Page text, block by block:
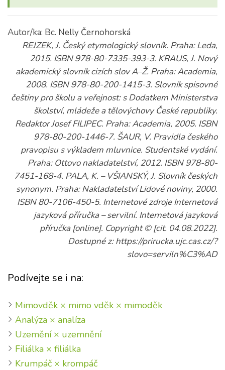
Autor/ka: Bc. Nelly Černohorská
REJZEK, J. Český etymologický slovník. Praha: Leda,
2015. ISBN 978-80-7335-393-3. KRAUS, J. Nový
akademický slovník cizích slov A–Ž. Praha: Academia,
2008. ISBN 978-80-200-1415-3. Slovník spisovné
češtiny pro školu a veřejnost: s Dodatkem Ministerstva
školství, mládeže a tělovýchovy České republiky.
Redaktor Josef FILIPEC. Praha: Academia, 2005. ISBN
978-80-200-1446-7. ŠAUR, V. Pravidla českého
pravopisu s výkladem mluvnice. Studentské vydání.
Praha: Ottovo nakladatelství, 2012. ISBN 978-80-
7451-168-4. PALA, K. – VŠIANSKÝ, J. Slovník českých
synonym. Praha: Nakladatelství Lidové noviny, 2000.
ISBN 80-7106-450-5. Internetové zdroje Internetová
jazyková příručka – servilní. Internetová jazyková
příručka [online]. Copyright © [cit. 04.08.2022].
Dostupné z: https://prirucka.ujc.cas.cz/?
slovo=serviln%C3%AD
Podívejte se i na:
Mimovděk × mimo vděk × mimoděk
Analýza × analíza
Uzemění × uzemnění
Filiálka × filiálka
Krumpáč × krompáč